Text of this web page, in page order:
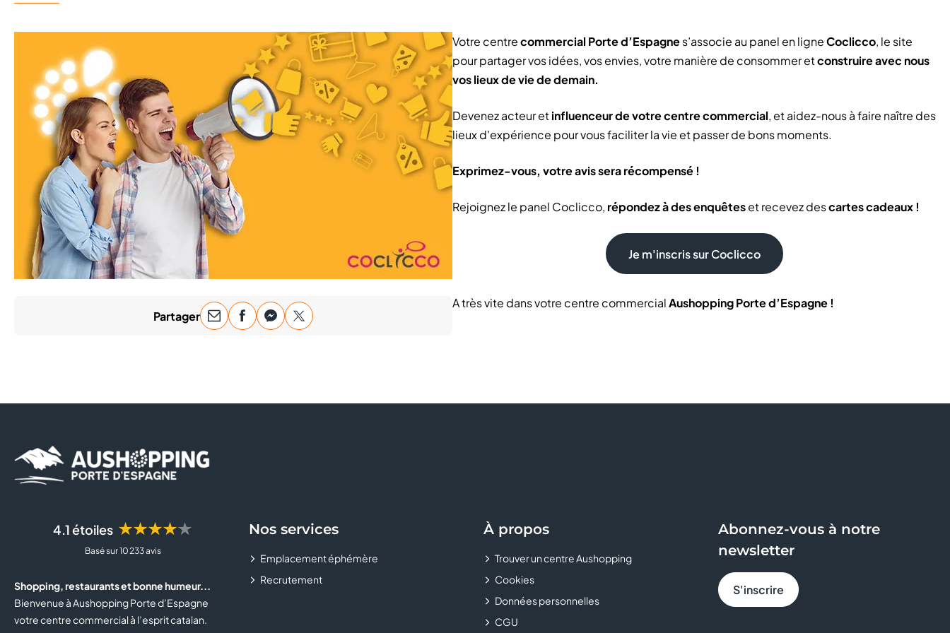
Partager
Votre centrecommercial Porte d’Espagnes’associe au panel en ligneCoclicco, le site
pour partager vos idées, vos envies, votre manière de consommer etconstruire avec nous
vos lieux de vie de demain.
Devenez acteur etinfluenceur de votre centre commercial, et aidez-nous à faire naître des
lieux d'expérience pour vous faciliter la vie et passer de bons moments.
Exprimez-vous, votre avis sera récompensé !
Rejoignez le panel Coclicco, répondez à des enquêteset recevez descartes cadeaux !
Je m'inscris sur Coclicco
A très vite dans votre centre commercialAushopping Porte d’Espagne !
4.1 étoiles ★★★★★
Basé sur 10 233 avis
Shopping, restaurants et bonne humeur...
Bienvenue à Aushopping Porte d’Espagne
votre centre commercial à l’esprit catalan.
Nos services
Emplacement éphémère
Recrutement
À propos
Trouver un centre Aushopping
Cookies
Données personnelles
CGU
Abonnez-vous à notre
newsletter
S'inscrire